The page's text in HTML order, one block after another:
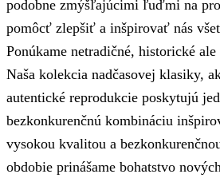
podobne zmýšľajúcimi ľuďmi na
pomôcť zlepšiť a inšpirovať nás
Ponúkame netradičné, historické
Naša kolekcia nadčasovej klasiky,
autentické reprodukcie poskytujú
bezkonkurenčnú kombináciu
vysokou kvalitou a
obdobie prinášame bohatstvo